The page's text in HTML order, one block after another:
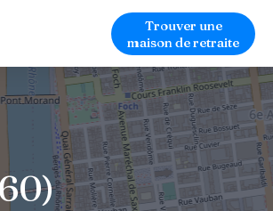
Trouver une
maison de retraite